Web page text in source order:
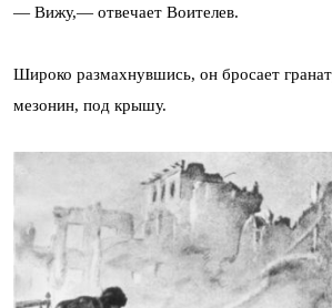
— Вижу,— отвечает Воителев.
Широко размахнувшись, он бросает
мезонин, под крышу.